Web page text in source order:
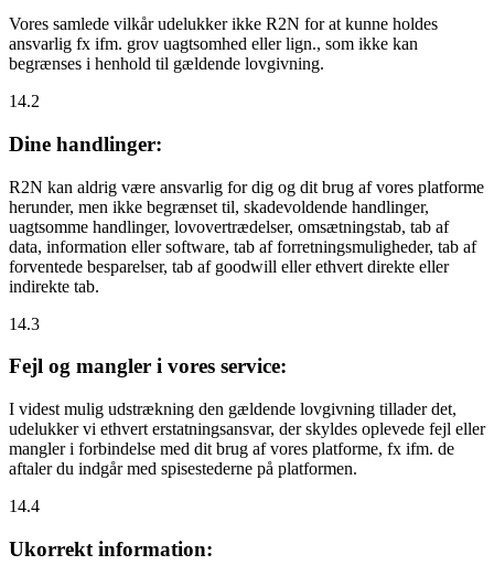
Vores samlede vilkår udelukker ikke R2N for at kunne holdes
ansvarlig fx ifm. grov uagtsomhed eller lign., som ikke kan
begrænses i henhold til gældende lovgivning.
14.2
Dine handlinger:
R2N kan aldrig være ansvarlig for dig og dit brug af vores platforme
herunder, men ikke begrænset til, skadevoldende handlinger,
uagtsomme handlinger, lovovertrædelser, omsætningstab, tab af
data, information eller software, tab af forretningsmuligheder, tab af
forventede besparelser, tab af goodwill eller ethvert direkte eller
indirekte tab.
14.3
Fejl og mangler i vores service:
I videst mulig udstrækning den gældende lovgivning tillader det,
udelukker vi ethvert erstatningsansvar, der skyldes oplevede fejl eller
mangler i forbindelse med dit brug af vores platforme, fx ifm. de
aftaler du indgår med spisestederne på platformen.
14.4
Ukorrekt information: